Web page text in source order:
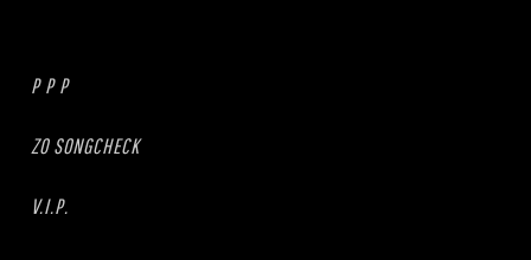
P P P
ZO SONGCHECK
V.I.P.